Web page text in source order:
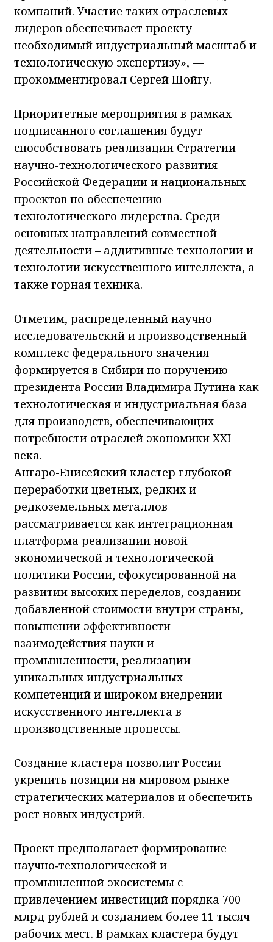
компаний. Участие таких отраслевых
лидеров обеспечивает проекту
необходимый индустриальный масштаб и
технологическую экспертизу», —
прокомментировал Сергей Шойгу.
Приоритетные мероприятия в рамках
подписанного соглашения будут
способствовать реализации Стратегии
научно-технологического развития
Российской Федерации и национальных
проектов по обеспечению
технологического лидерства. Среди
основных направлений совместной
деятельности – аддитивные технологии и
технологии искусственного интеллекта, а
также горная техника.
Отметим, распределенный научно-
исследовательский и производственный
комплекс федерального значения
формируется в Сибири по поручению
президента России Владимира Путина как
технологическая и индустриальная база
для производств, обеспечивающих
потребности отраслей экономики XXI
века.
Ангаро-Енисейский кластер глубокой
переработки цветных, редких и
редкоземельных металлов
рассматривается как интеграционная
платформа реализации новой
экономической и технологической
политики России, сфокусированной на
развитии высоких переделов, создании
добавленной стоимости внутри страны,
повышении эффективности
взаимодействия науки и
промышленности, реализации
уникальных индустриальных
компетенций и широком внедрении
искусственного интеллекта в
производственные процессы.
Создание кластера позволит России
укрепить позиции на мировом рынке
стратегических материалов и обеспечить
рост новых индустрий.
Проект предполагает формирование
научно‑технологической и
промышленной экосистемы с
привлечением инвестиций порядка 700
млрд рублей и созданием более 11 тысяч
рабочих мест. В рамках кластера будут